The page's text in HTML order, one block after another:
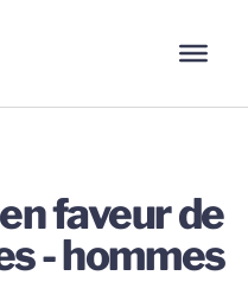
faveur de
- hommes